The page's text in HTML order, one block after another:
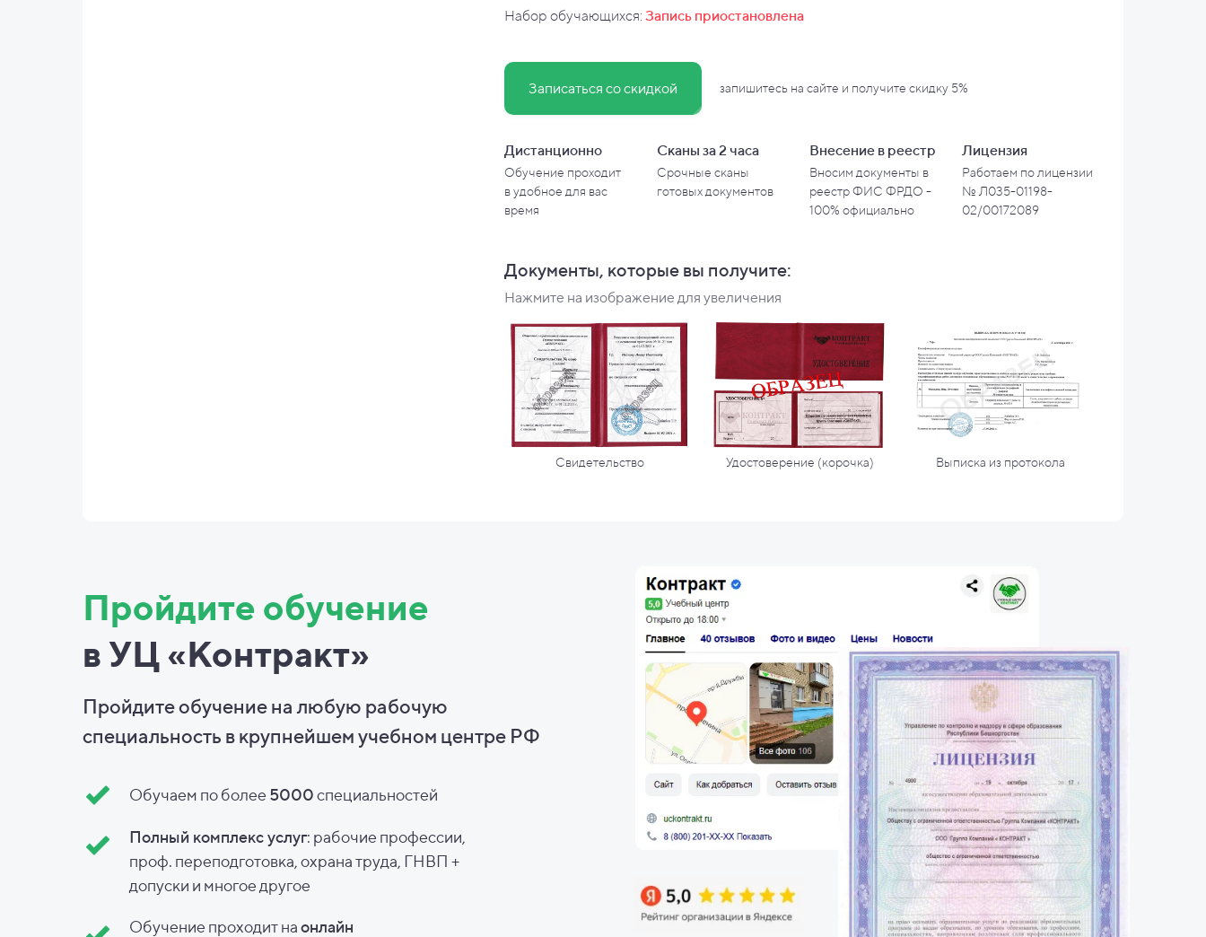
Набор обучающихся: Запись приостановлена
Записаться со скидкой запишитесь на сайте и получите скидку 5%
Дистанционно
Обучение проходит
вудобное для вас
время
Сканы за 2 часа
Срочные сканы
готовых документов
Внесение в реестр
Вносим документы в
реестр ФИС ФРДО -
100% официально
Лицензия
Работаем по лицензии
№ Л035-01198-
02/00172089
Документы, которые вы получите:
Нажмите на изображение для увеличения
Свидетельство Удостоверение (корочка) Выписка из протокола
Пройдите обучение
в УЦ «Контракт»
Пройдите обучение на любую рабочую
специальность вкрупнейшем учебном центре РФ
Обучаем по более 5000специальностей
Обучение проходит наонлайн
Полный комплекс услуг: рабочие профессии,
проф. переподготовка, охрана труда, ГНВП +
допуски и многое другое